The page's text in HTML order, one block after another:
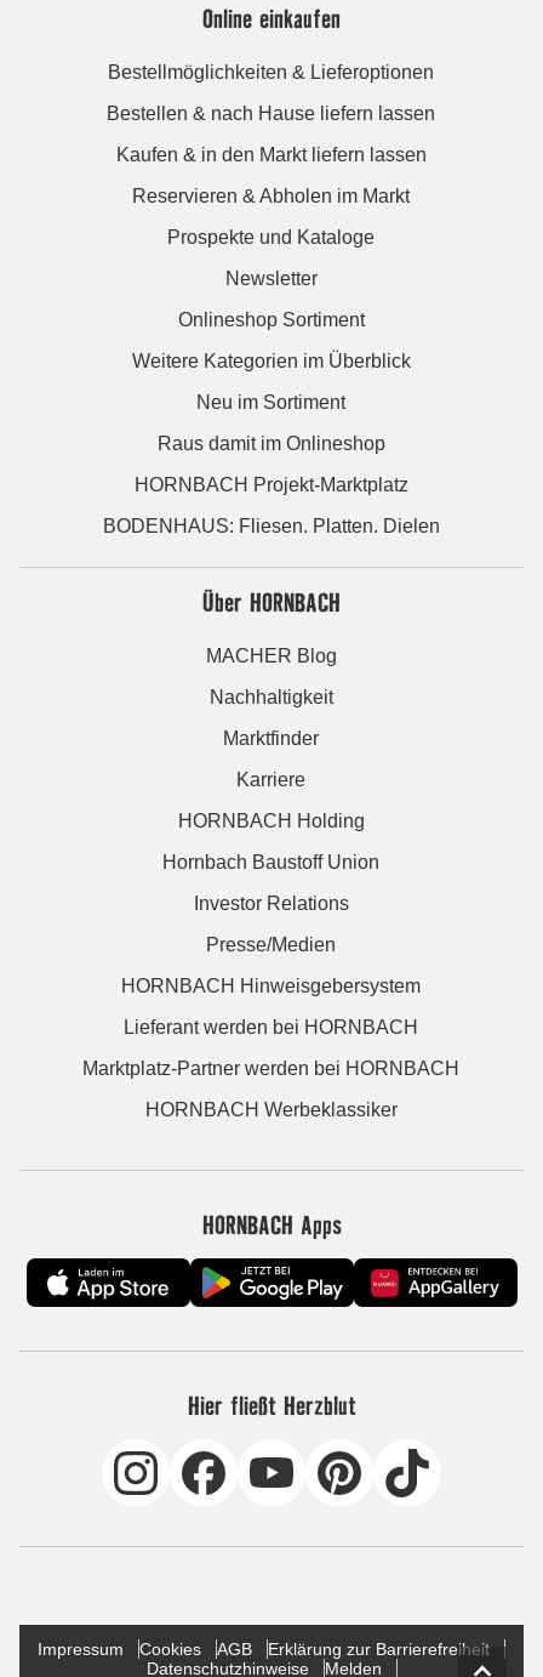
Online einkaufen
Bestellmöglichkeiten & Lieferoptionen
Bestellen & nach Hause liefern lassen
Kaufen & in den Markt liefern lassen
Reservieren & Abholen im Markt
Prospekte und Kataloge
Newsletter
Onlineshop Sortiment
Weitere Kategorien im Überblick
Neu im Sortiment
Raus damit im Onlineshop
HORNBACH Projekt-Marktplatz
BODENHAUS: Fliesen. Platten. Dielen
Über HORNBACH
MACHER Blog
Nachhaltigkeit
Marktfinder
Karriere
HORNBACH Holding
Hornbach Baustoff Union
Investor Relations
Presse/Medien
HORNBACH Hinweisgebersystem
Lieferant werden bei HORNBACH
Marktplatz-Partner werden bei HORNBACH
HORNBACH Werbeklassiker
HORNBACH Apps
Hier fließt Herzblut
Impressum Cookies AGB
Erklärung zur Barrierefreiheit
Datenschutzhinweise
Melden